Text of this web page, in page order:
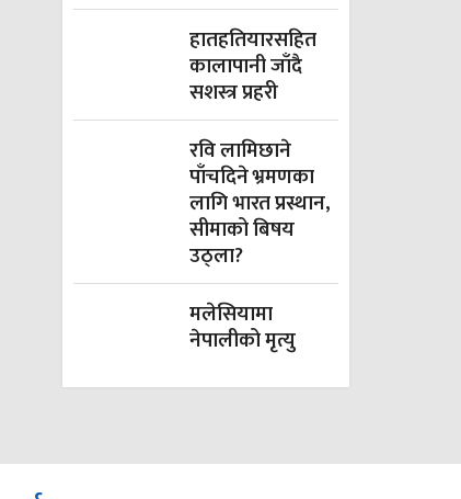
हातहतियारसहित
कालापानी जाँदै
सशस्त्र प्रहरी
रवि लामिछाने
पाँचदिने भ्रमणका
लागि भारत प्रस्थान,
सीमाको बिषय
उठ्ला?
मलेसियामा
नेपालीको मृत्यु